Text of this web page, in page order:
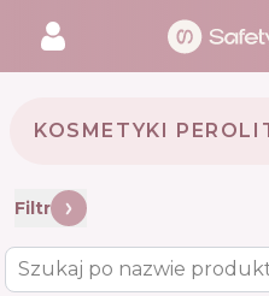
KOSMETYKI
Filtr
Szukaj po nazwie